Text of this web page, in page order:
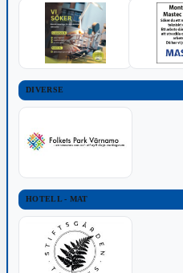
DIVERSE
HOTELL - MAT